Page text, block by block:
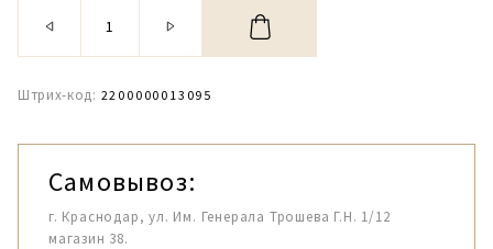
Штрих-код: 2200000013095
Самовывоз:
г. Краснодар, ул. Им. Генерала Трошева Г.Н. 1/12
магазин 38.